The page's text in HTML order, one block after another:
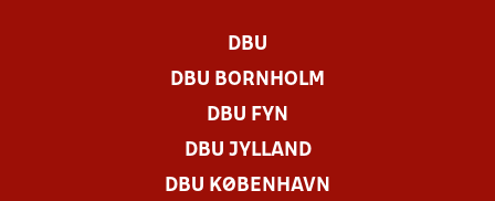
DBU
DBU BORNHOLM
DBU FYN
DBU JYLLAND
DBU KØBENHAVN